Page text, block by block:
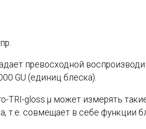
превосходной
GU (единиц блеска).
TRI-gloss µ может измерять
т.е. совмещает в себе функции